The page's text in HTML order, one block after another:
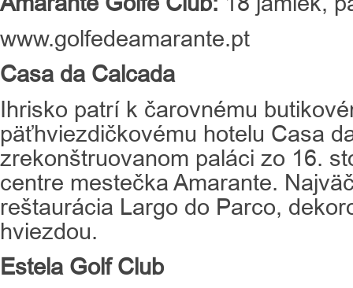
www.golfedeamarante.pt
Casa da Calcada
Ihrisko patrí k čarovnému
päťhviezdičkovému hotelu Casa
zrekonštruovanom paláci zo 16.
centre mestečka Amarante.
reštaurácia Largo do Parco,
hviezdou.
Estela Golf Club